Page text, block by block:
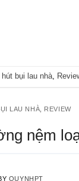
bụi lau nhà,
LAU NHÀ REVIEW
nệm
QUYNHPT